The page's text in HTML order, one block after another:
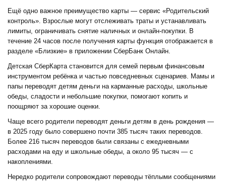
Ещё одно важное преимущество карты — сервис «Родительский
контроль». Взрослые могут отслеживать траты и устанавливать
лимиты, ограничивать снятие наличных и онлайн-покупки. В
течение 24 часов после получения карты функция отображается в
разделе «Близкие» в приложении СберБанк Онлайн.
Детская СберКарта становится для семей первым финансовым
инструментом ребёнка и частью повседневных сценариев. Мамы и
папы переводят детям деньги на карманные расходы, школьные
обеды, сладости и небольшие покупки, помогают копить и
поощряют за хорошие оценки.
Чаще всего родители переводят деньги детям в день рождения —
в 2025 году было совершено почти 385 тысяч таких переводов.
Более 216 тысяч переводов были связаны с ежедневными
расходами на еду и школьные обеды, а около 95 тысяч — с
накоплениями.
Нередко родители сопровождают переводы тёплыми сообщениями